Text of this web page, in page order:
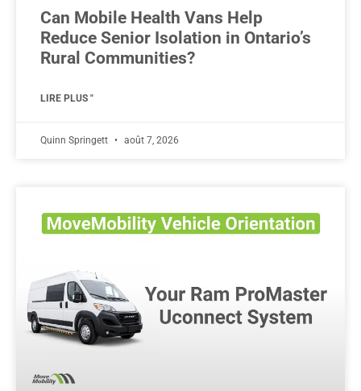
Can Mobile Health Vans Help
Reduce Senior Isolation in Ontario’s
Rural Communities?
LIRE PLUS "
Quinn Springett août 7, 2026